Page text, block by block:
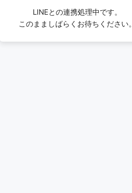
LINEとの連携処理中です。
このまましばらくお待ちください。